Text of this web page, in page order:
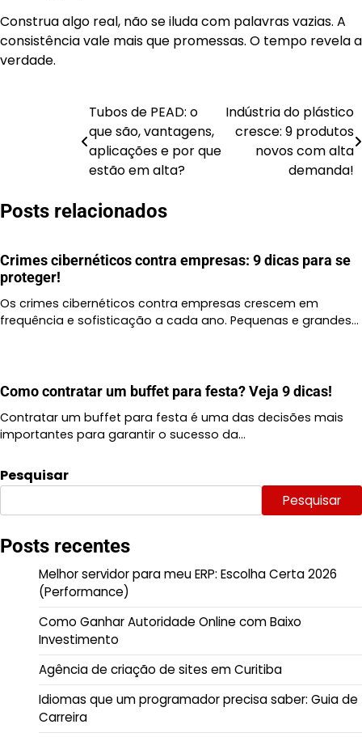
Construa algo real, não se iluda com palavras vazias. A
consistência vale mais que promessas. O tempo revela a
verdade.
Navegação
Tubos de PEAD: o
que são, vantagens,
aplicações e por que
estão em alta?
Indústria do plástico
cresce: 9 produtos
novos com alta
demanda!
Posts relacionados
Crimes cibernéticos contra empresas: 9 dicas para se
proteger!
Os crimes cibernéticos contra empresas crescem em
frequência e sofisticação a cada ano. Pequenas e grandes…
Como contratar um buffet para festa? Veja 9 dicas!
Contratar um buffet para festa é uma das decisões mais
importantes para garantir o sucesso da…
Pesquisar
Pesquisar
Posts recentes
Melhor servidor para meu ERP: Escolha Certa 2026
(Performance)
Como Ganhar Autoridade Online com Baixo
Investimento
Agência de criação de sites em Curitiba
Idiomas que um programador precisa saber: Guia de
Carreira